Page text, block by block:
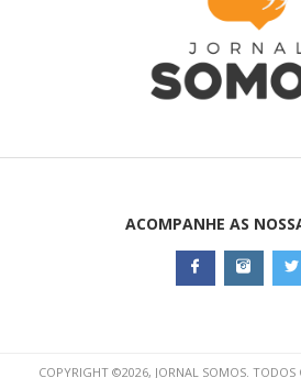
ACOMPANHE AS
COPYRIGHT ©2026, JORNAL SOMOS. TODOS